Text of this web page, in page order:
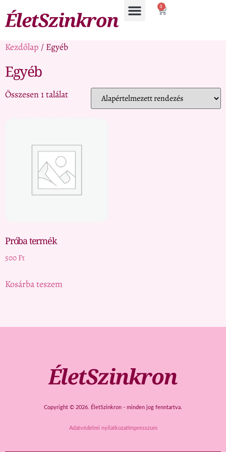
0
Kezdőlap / Egyéb
Egyéb
Összesen 1 találat
Próba termék
500Ft
Kosárba teszem
Copyright © 2026. ÉletSzinkron - minden jog fenntartva.
Adatvédelmi nyilatkozatImpresszum